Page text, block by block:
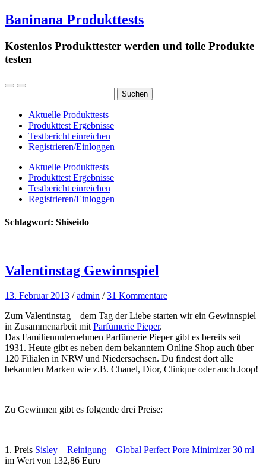
Baninana Produkttests
Kostenlos Produkttester werden und tolle Produkte
testen
nach:
Aktuelle Produkttests
Produkttest Ergebnisse
Testbericht einreichen
Registrieren/Einloggen
Aktuelle Produkttests
Produkttest Ergebnisse
Testbericht einreichen
Registrieren/Einloggen
Schlagwort: Shiseido
Valentinstag Gewinnspiel
13. Februar 2013 /admin /31 Kommentare
Zum Valentinstag – dem Tag der Liebe starten wir ein Gewinnspiel
in Zusammenarbeit mit Parfümerie Pieper.
Das Familienunternehmen Parfümerie Pieper gibt es bereits seit
1931. Heute gibt es neben dem bekanntem Online Shop auch über
120 Filialen in NRW und Niedersachsen. Du findest dort alle
bekannten Marken wie z.B. Chanel, Dior, Clinique oder auch Joop!
Zu Gewinnen gibt es folgende drei Preise:
1. Preis Sisley – Reinigung – Global Perfect Pore Minimizer 30 ml
im Wert von 132,86 Euro